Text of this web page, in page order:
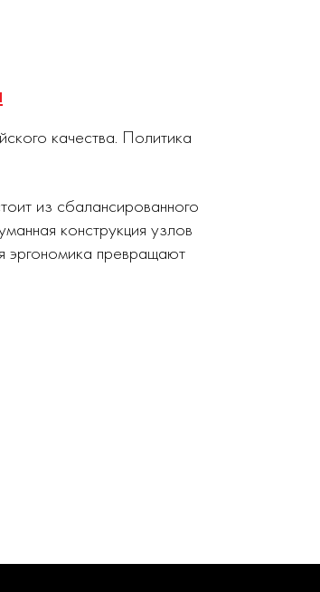
качества. Политика
из сбалансированного
конструкция узлов
эргономика превращают